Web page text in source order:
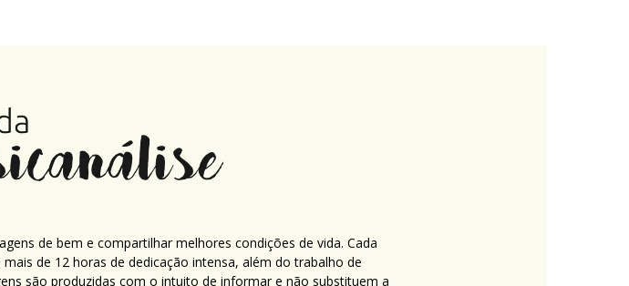
de bem e compartilhar melhores condições de vida. Cada
de 12 horas de dedicação intensa, além do trabalho de
são produzidas com o intuito de informar e não substituem a